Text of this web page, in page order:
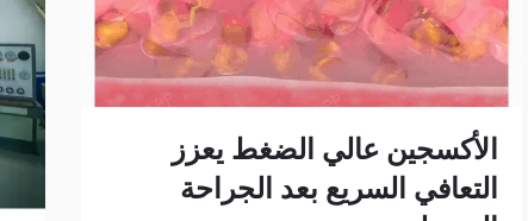
الأكسجين عالي الضغط يعزز
التعافي السريع بعد الجراحة